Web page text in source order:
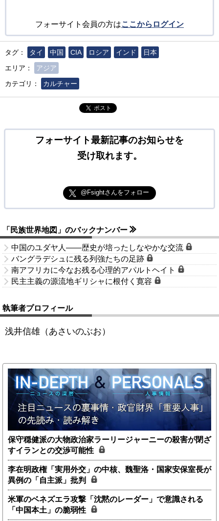
フォーサイト会員の方はここからログイン
タグ： タイ 中国 CIA ロシア インド
日本
エリア：
アジア
カテゴリ：
カルチャー
ポスト
フォーサイト最新記事のお知らせを
受け取れます。
@Fsightさんをフォロー
「民族世界地図」のバックナンバー
中国のユダヤ人――歴史が培ったしなやかな交流
バングラデシュに残る列強たちの足跡
南アフリカに今なお残る心理的アパルトヘイト
民主主義の源流地ギリシャに根付く寛容
執筆者プロフィール
浅井信雄（あさいのぶお）
保守穏健派の大物政治家ラーリージャーニーの殺害が閉ざ
すイランとの交渉可能性
李在明政権「実用外交」の中核、魏聖洛・国家安保室長が
異例の「自主派」批判
米軍のベネズエラ攻撃「沈黙のレーダー」で意識される
「中国本土」の脆弱性